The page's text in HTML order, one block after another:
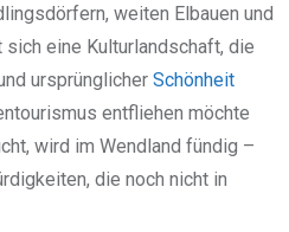
weiten Elbauen und
eine Kulturlandschaft, die
ursprünglicher Schönheit
entfliehen möchte
wird im Wendland fündig –
die noch nicht in